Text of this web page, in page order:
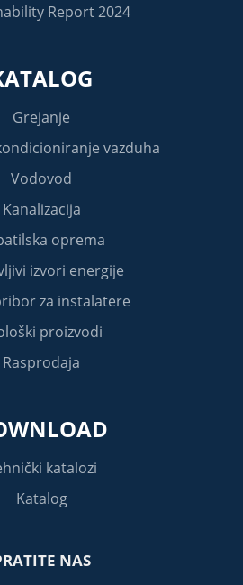
Report 2024
Grejanje
vazduha
Vodovod
Kanalizacija
oprema
izvori energije
za instalatere
proizvodi
Rasprodaja
katalozi
Katalog
NAS